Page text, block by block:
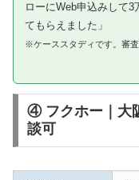
ローにWeb申込みして
てもらえました」
※ケーススタディです。審
④ フクホー｜大
談可